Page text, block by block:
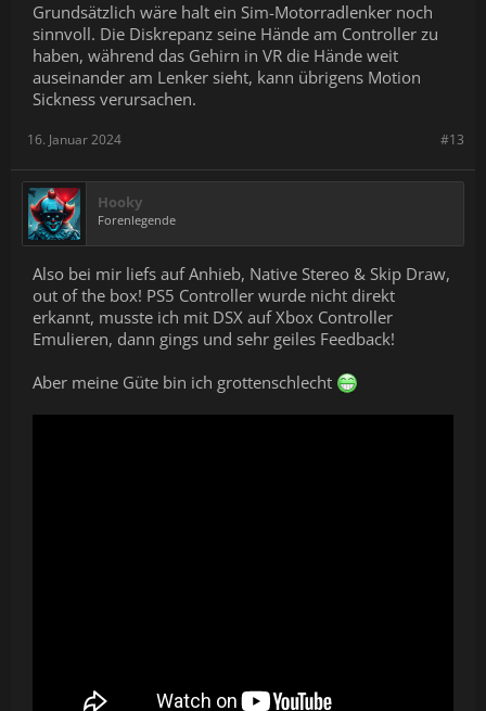
Grundsätzlich wäre halt ein Sim-Motorradlenker noch
sinnvoll. Die Diskrepanz seine Hände am Controller zu
haben, während das Gehirn in VR die Hände weit
auseinander am Lenker sieht, kann übrigens Motion
Sickness verursachen.
#13
16. Januar 2024
Hooky
Forenlegende
Also bei mir liefs auf Anhieb, Native Stereo & Skip Draw,
out of the box! PS5 Controller wurde nicht direkt
erkannt, musste ich mit DSX auf Xbox Controller
Emulieren, dann gings und sehr geiles Feedback!
Aber meine Güte bin ich grottenschlecht